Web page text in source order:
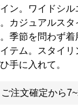
ン。ワイドシ
カジュアルス
季節を問わず
テム。スタイ
手に入れて。
ご注文確定から